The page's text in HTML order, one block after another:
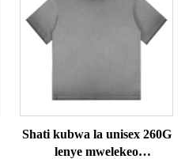
Shati kubwa la unisex 260G
lenye mwelekeo